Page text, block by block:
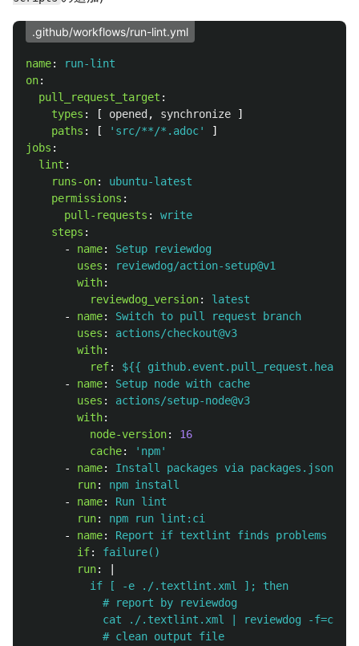
.github/workflows/run-lint.yml
name:
run-lint
on:
pull_request_target :
types : [ opened , synchronize
]
paths : [ ' src/**/*.adoc'
]
jobs :
lint :
runs-on:
ubuntu-latest
permissions :
pull-requests :
write
steps :
-
name:
Setup reviewdog
uses :
reviewdog/action-setup@v1
with:
reviewdog_version:
latest
-
name:
Switch to pull request branch
uses :
actions/checkout@v3
with:
ref:
${{
-
name:
Setup node with cache
uses :
actions/setup-node@v3
with:
node-version:
16
cache: ' npm'
-
name:
Install packages via packages.json
run:
npm install
-
name:
Run lint
run:
npm run lint:ci
-
name:
Report if textlint finds problems
if:
failure()
run:
if [ -e ./.textlint.xml ]; then
# report by reviewdog
cat ./.textlint.xml | reviewdog -
# clean output file